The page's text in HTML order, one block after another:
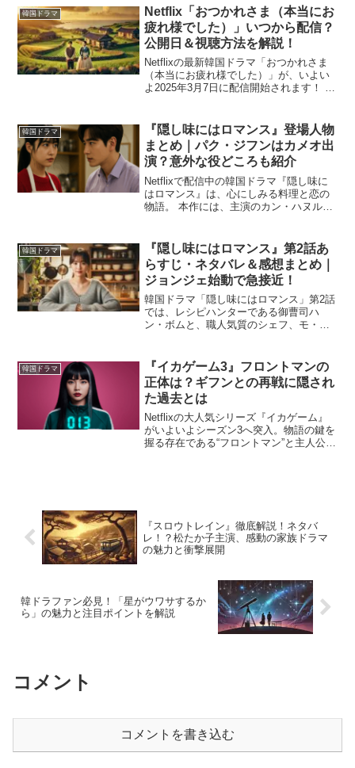
本作は、法廷ドラマとしての緊張感に加
え、登場人...
韓国ドラマ
Netflix「おつかれさま（本当にお
疲れ様でした）」いつから配信？
公開日＆視聴方法を解説！
Netflixの最新韓国ドラマ「おつかれさま
（本当にお疲れ様でした）」が、いよい
よ2025年3月7日に配信開始されます！ 本
ンシク（パク・ボゴム）の人生を描く感
動...
韓国ドラマ
『隠し味にはロマンス』登場人物
まとめ｜パク・ジフンはカメオ出
演？意外な役どころも紹介
Netflixで配信中の韓国ドラマ『隠し味に
はロマンス』は、心にしみる料理と恋の
物語。 本作には、主演のカン・ハヌルや
大きな見どころです。 さらに注目を集め
ているのが、...
韓国ドラマ
『隠し味にはロマンス』第2話あ
らすじ・ネタバレ＆感想まとめ｜
ジョンジェ始動で急接近！
韓国ドラマ「隠し味にはロマンス」第2話
では、レシピハンターである御曹司ハ
ン・ボムと、職人気質のシェフ、モ・ヨ
は資金や食材の問題、契約条件などでト
ラブルが続出。さらに跡目争...
韓国ドラマ
『イカゲーム3』フロントマンの
正体は？ギフンとの再戦に隠され
た過去とは
Netflixの大人気シリーズ『イカゲーム』
がいよいよシーズン3へ突入。物語の鍵を
握る存在である“フロントマン”と主人公ギ
『スロウトレイン』徹底解説！ネタバ
レ！？松たか子主演、感動の家族ドラマ
の魅力と衝撃展開
韓ドラファン必見！「星がウワサするか
ら」の魅力と注目ポイントを解説
コメント
コメントを書き込む